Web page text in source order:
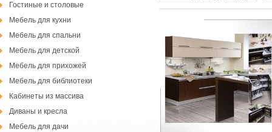
Гостиные и столовые
Мебель для кухни
Мебель для спальни
Мебель для детской
Мебель для прихожей
Мебель для библиотеки
Кабинеты из массива
Диваны и кресла
Мебель для дачи